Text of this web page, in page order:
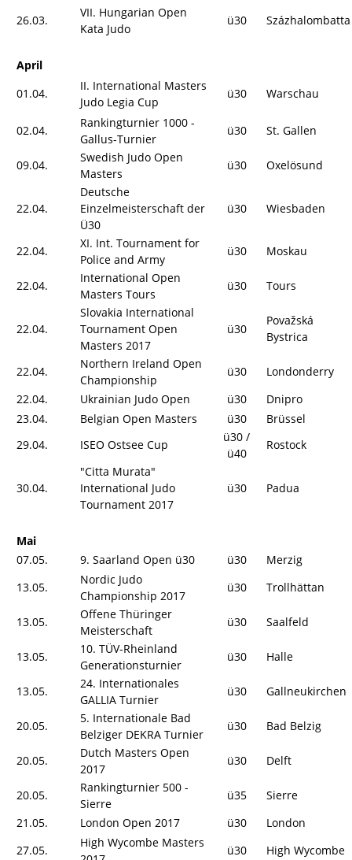
26.03.
VII. Hungarian Open
Kata Judo
ü30 Százhalombatta
April
01.04.
II. International Masters
Judo Legia Cup
ü30 Warschau
02.04.
Rankingturnier 1000 -
Gallus-Turnier
ü30 St. Gallen
09.04.
Swedish Judo Open
Masters
ü30 Oxelösund
22.04.
Deutsche
Einzelmeisterschaft der
Ü30
ü30 Wiesbaden
22.04.
XI. Int. Tournament for
Police and Army
ü30 Moskau
22.04.
International Open
Masters Tours
ü30 Tours
22.04.
Slovakia International
Tournament Open
Masters 2017
ü30
Považská
Bystrica
22.04.
Northern Ireland Open
Championship
ü30
Londonderry
22.04.
Ukrainian Judo Open ü30
Dnipro
23.04.
Belgian Open Masters ü30
Brüssel
29.04.
ISEO Ostsee Cup
ü30 /
ü40
Rostock
30.04.
"Citta Murata"
International Judo
Tournament 2017
ü30 Padua
Mai
07.05.
9. Saarland Open ü30 ü30
Merzig
13.05.
Nordic Judo
Championship 2017
ü30 Trollhättan
13.05.
Offene Thüringer
Meisterschaft
ü30 Saalfeld
13.05.
10. TÜV-Rheinland
Generationsturnier
ü30 Halle
13.05.
24. Internationales
GALLIA Turnier
ü30 Gallneukirchen
20.05.
5. Internationale Bad
Belziger DEKRA Turnier
ü30 Bad Belzig
20.05.
Dutch Masters Open
2017
ü30 Delft
20.05.
Rankingturnier 500 -
Sierre
ü35
Sierre
21.05.
London Open 2017 ü30
London
27.05.
High Wycombe Masters
ü30 High Wycombe